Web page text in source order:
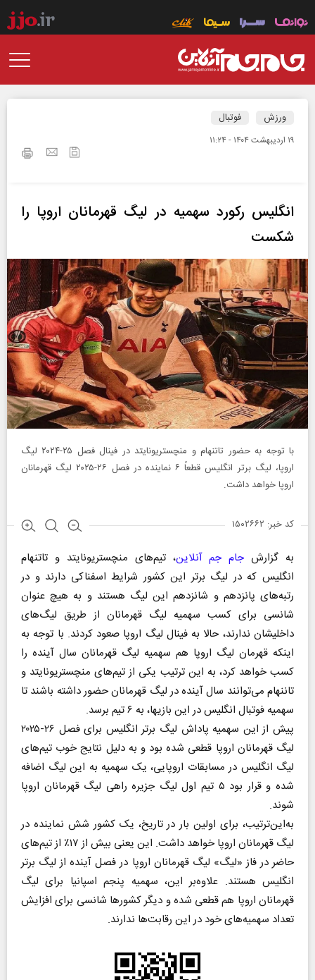
ورزش فوتبال
۱۹ ارديبهشت ۱۴۰۴ - ۱۱:۲۴
انگلیس رکورد سهمیه در لیگ قهرمانان اروپا را
شکست
با توجه به حضور تاتنهام و منچستریونایتد در فینال فصل ۲۵-۲۰۲۴ لیگ
اروپا، لیگ برتر انگلیس قطعاً ۶ نماینده در فصل ۲۶-۲۰۲۵ لیگ قهرمانان
اروپا خواهد داشت.
کد خبر: ۱۵۰۲۶۶۲
به گزارشجام جم آنلاین، تیم‌های منچستریونایتد و تاتنهام
انگلیس که در لیگ برتر این کشور شرایط اسفناکی دارند و در
رتبه‌های پانزدهم و شانزدهم این لیگ هستند و به هیچ عنوان
شانسی برای کسب سهمیه لیگ قهرمانان از طریق لیگ‌های
داخلیشان ندارند، حالا به فینال لیگ اروپا صعود کردند. با توجه به
اینکه قهرمان لیگ اروپا هم سهمیه لیگ قهرمانان سال آینده را
کسب خواهد کرد، به این ترتیب یکی از تیم‌های منچستریونایتد و
تاننهام می‌توانند سال آینده در لیگ قهرمانان حضور داشته باشند تا
سهمیه فوتبال انگلیس در این بازیها، به ۶ تیم برسد.
پیش از این سهمیه پاداش لیگ برتر انگلیس برای فصل ۲۶-۲۰۲۵
لیگ قهرمانان اروپا قطعی شده بود و به دلیل نتایج خوب تیم‌های
لیگ انگلیس در مسابقات اروپایی، یک سهمیه به این لیگ اضافه
شده و قرار بود ۵ تیم اول لیگ جزیره راهی لیگ قهرمانان اروپا
شوند.
به‌این‌ترتیب، برای اولین بار در تاریخ، یک کشور شش نماینده در
لیگ قهرمانان اروپا خواهد داشت. این یعنی بیش از ۱۷٪ از تیم‌های
حاضر در فاز «لیگ» لیگ قهرمانان اروپا در فصل آینده از لیگ برتر
انگلیس هستند. علاوه‌بر این، سهمیه پنجم اسپانیا برای لیگ
قهرمانان اروپا هم قطعی شده و دیگر کشور‌ها شانسی برای افزایش
تعداد سهمیه‌های خود در این رقابت‌ها ندارند.